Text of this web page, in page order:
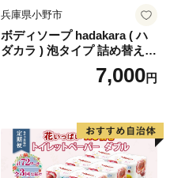
兵庫県小野市
ボディソープ hadakara ( ハ
ダカラ ) 泡タイプ 詰め替え 4
40ml×4袋 ボディーソープ 泡
ボディソープ 泡 日用品 消耗
泡石鹸 石鹸 兵庫 兵庫県 小野
7,000円